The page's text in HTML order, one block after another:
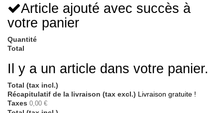
Article ajouté avec succès à
votre panier
Quantité
Total
Il y a un article dans votre panier.
Total (tax incl.)
Récapitulatif de la livraison (tax excl.) Livraison gratuite !
Taxes 0,00 €